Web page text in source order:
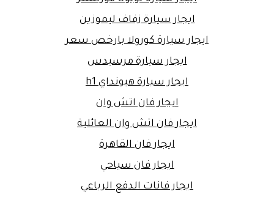
ايجار سيارة زفاف ليموزين
ايجار سيارة كورولا بارخص سعر
ايجار سيارة مرسيدس
ايجار سيارة هيونداي h1
ايجار فان اتش وان
ايجار فان اتش وان العائلية
ايجار فان القاهرة
ايجار فان سياحي
ايجار فانات الدفع الرباعي